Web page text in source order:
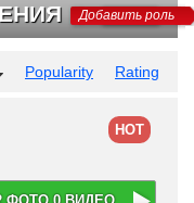
Добавить роль
Popularity Rating
HOT